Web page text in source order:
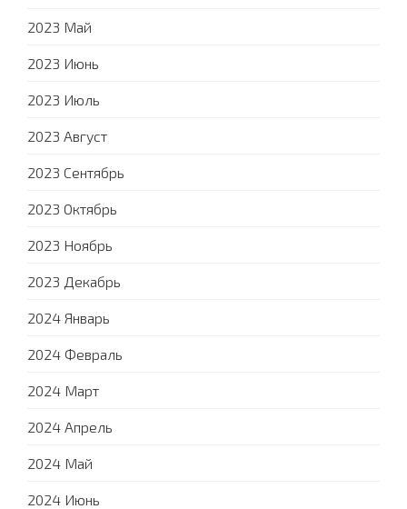
2023 Май
2023 Июнь
2023 Июль
2023 Август
2023 Сентябрь
2023 Октябрь
2023 Ноябрь
2023 Декабрь
2024 Январь
2024 Февраль
2024 Март
2024 Апрель
2024 Май
2024 Июнь